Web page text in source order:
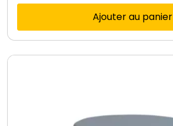
Ajouter au panier